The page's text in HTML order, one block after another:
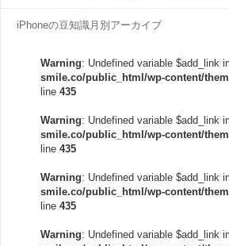
iPhoneの豆知識月別アーカイブ
Warning: Undefined variable $add_link
smile.co/public_html/wp-content/
line 435
Warning: Undefined variable $add_link
smile.co/public_html/wp-content/
line 435
Warning: Undefined variable $add_link
smile.co/public_html/wp-content/
line 435
Warning: Undefined variable $add_link